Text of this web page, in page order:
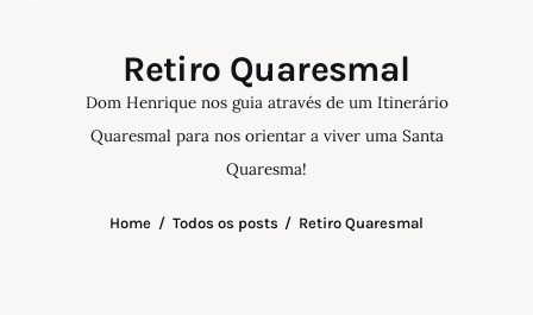
Retiro Quaresmal
Dom Henrique nos guia através de um Itinerário
Quaresmal para nos orientar a viver uma Santa
Quaresma!
Home Todos os posts Retiro Quaresmal
Espiritualidade
Sobre